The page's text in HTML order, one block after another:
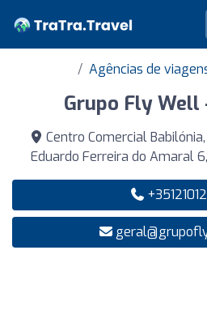
Agências de
Grupo Fly Well
Centro Comercial
Eduardo Ferreira do Amaral